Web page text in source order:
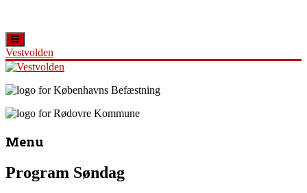
Vestvolden
Skip
content
Vestvolden
Velkommen
Oplevelsescenter
Menu
Program Søndag